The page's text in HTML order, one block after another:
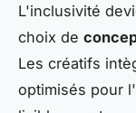
L'inclusivité
choix de
Les créatifs
optimisés pour